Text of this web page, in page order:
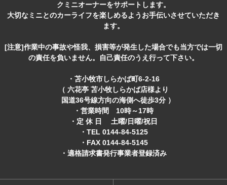
クミニオーナーをサポートします。
大切なミニとのカーライフを楽しめるようお手伝いさせていただき
ます。
[注意]作業中の事故や怪我、損害等が発生した場合でも当方では一切
の責任を負いません。自己責任のうえ行って下さい。
・苫小牧市しらかば町6-2-16
（ 六花亭 苫小牧しらかば店様より
国道36号線方向の海側へ徒歩3分 ）
・営業時間 10時～17時
・定 休 日 土曜/日曜/祝日
・TEL 0144-84-5125
・FAX 0144-84-5145
・適格請求書発行事業者登録済み